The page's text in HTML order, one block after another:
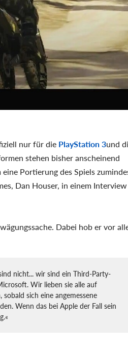
nur für die PlayStation 3und
stehen bisher anscheinend
Portierung des Spiels
Dan Houser, in einem Interview
Dabei hob er vor
nicht... wir sind ein Third-Party-
Wir lieben sie alle auf
sich eine angemessene
Wenn das bei Apple der Fall sein